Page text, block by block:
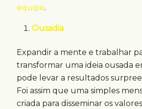
equipe.
Ousadia
Expandir a mente e trabalhar
transformar uma ideia ousada
pode levar a resultados
Foi assim que uma simples
criada para disseminar os